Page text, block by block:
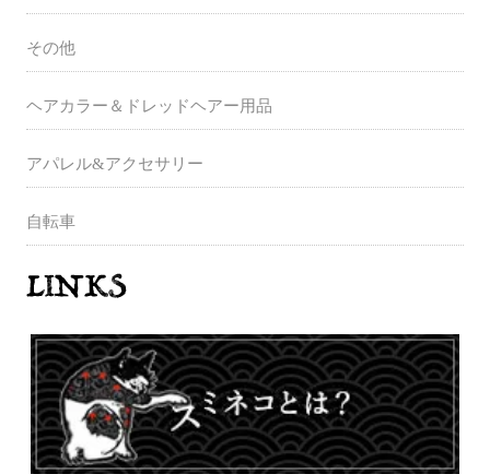
その他
ヘアカラー＆ドレッドヘアー用品
アパレル&アクセサリー
自転車